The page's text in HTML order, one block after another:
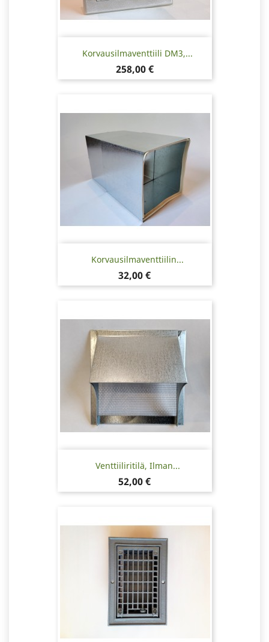
Korvausilmaventtiili DM3,...
Hinta
258,00 €
Korvausilmaventtiilin...
Hinta
32,00 €
Venttiiliritilä, Ilman...
Hinta
52,00 €